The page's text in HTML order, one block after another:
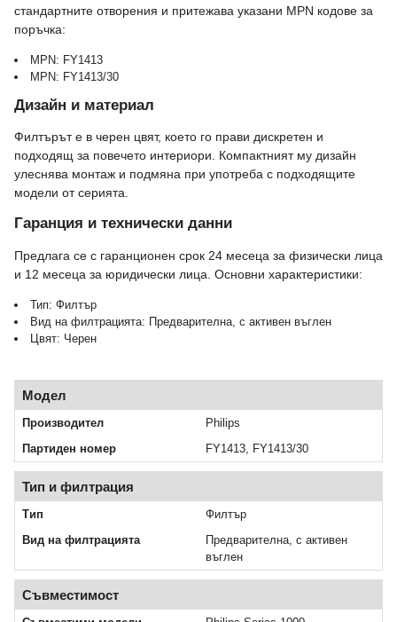
стандартните отворения и притежава указани MPN кодове за
поръчка:
MPN: FY1413
MPN: FY1413/30
Дизайн и материал
Филтърът е в черен цвят, което го прави дискретен и
подходящ за повечето интериори. Компактният му дизайн
улеснява монтаж и подмяна при употреба с подходящите
модели от серията.
Гаранция и технически данни
Предлага се с гаранционен срок 24 месеца за физически лица
и 12 месеца за юридически лица. Основни характеристики:
Тип: Филтър
Вид на филтрацията: Предварителна, с активен въглен
Цвят: Черен
Модел
Производител
Philips
Партиден номер
FY1413, FY1413/30
Тип и филтрация
Тип
Филтър
Вид на филтрацията
Предварителна, с активен
въглен
Съвместимост